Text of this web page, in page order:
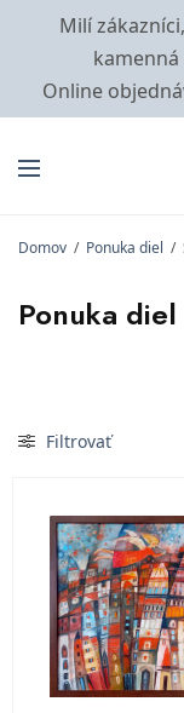
Milí
Online
Domov / Ponuka diel /
Ponuka diel
Filtrovať